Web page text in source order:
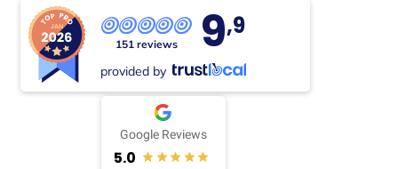
151 reviews 9,9
provided by
Google Reviews
5.0